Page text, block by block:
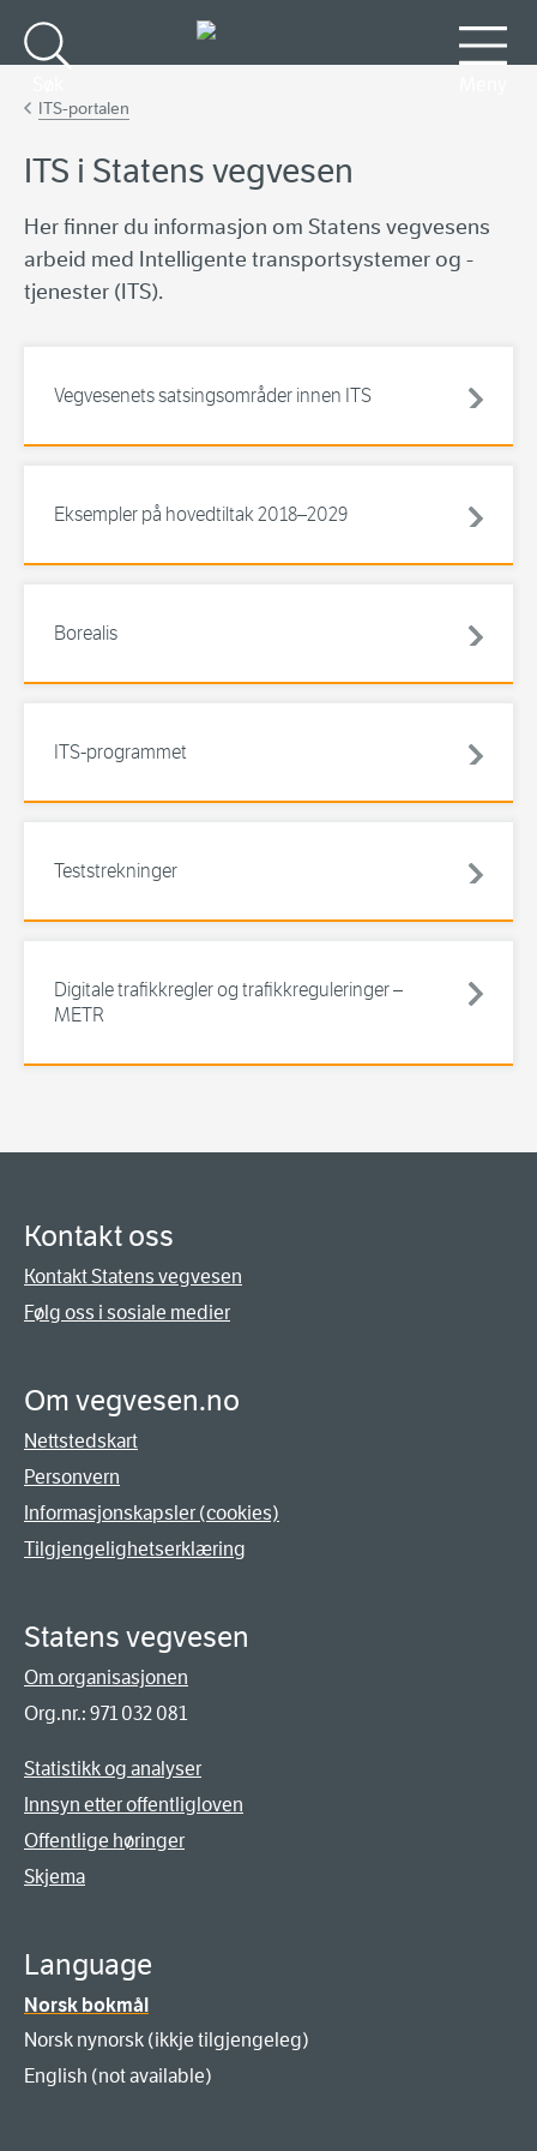
ITS-portalen
ITS i Statens vegvesen
Her finner du informasjon om Statens vegvesens
arbeid med Intelligente transportsystemer og -
tjenester (ITS).
Vegvesenets satsingsområder innen ITS
Eksempler på hovedtiltak 2018–2029
Borealis
ITS-programmet
Teststrekninger
Digitale trafikkregler og trafikkreguleringer –
METR
Kontakt oss
Kontakt Statens vegvesen
Følg oss i sosiale medier
Om vegvesen.no
Nettstedskart
Personvern
Informasjonskapsler (cookies)
Tilgjengelighetserklæring
Statens vegvesen
Om organisasjonen
Org.nr.: 971 032 081
Statistikk og analyser
Innsyn etter offentligloven
Offentlige høringer
Skjema
Language
Norsk bokmål
Norsk nynorsk (ikkje tilgjengeleg)
English (not available)